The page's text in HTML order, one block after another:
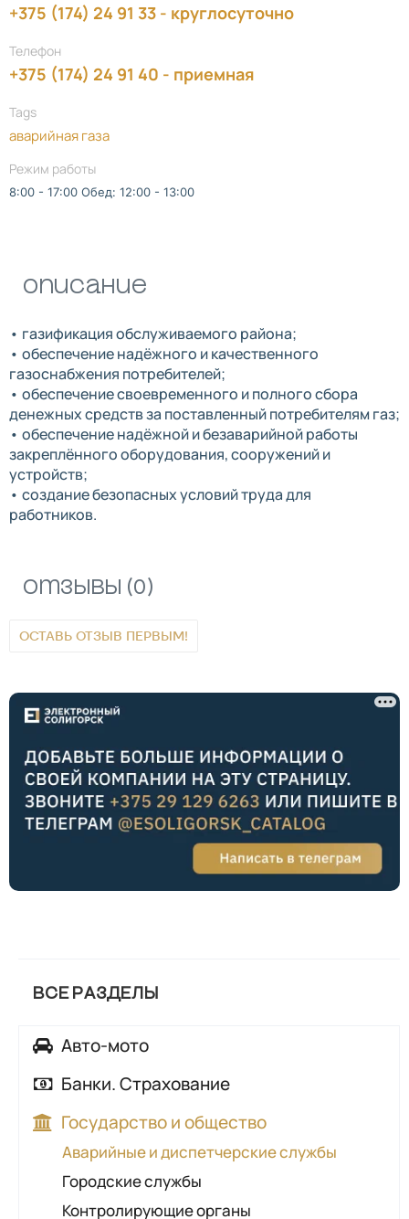
+375 (174) 24 91 33 - круглосуточно
Телефон
+375 (174) 24 91 40 - приемная
Tags
аварийная газа
Режим работы
8:00 - 17:00 Обед: 12:00 - 13:00
Описание
• газификация обслуживаемого района;
• обеспечение надёжного и качественного
газоснабжения потребителей;
• обеспечение своевременного и полного сбора
денежных средств за поставленный потребителям газ;
• обеспечение надёжной и безаварийной работы
закреплённого оборудования, сооружений и
устройств;
• создание безопасных условий труда для
работников.
Отзывы (0)
ОСТАВЬ ОТЗЫВ ПЕРВЫМ!
ВСЕ РАЗДЕЛЫ
Авто-мото
Автозапчасти
Автосалоны, автохаусы
Автосервисы, автотехцентры
Автошколы
Банки. Страхование
Банки
Страхование
Государство и общество
Аварийные и диспетчерские службы
Городские службы
Контролирующие органы